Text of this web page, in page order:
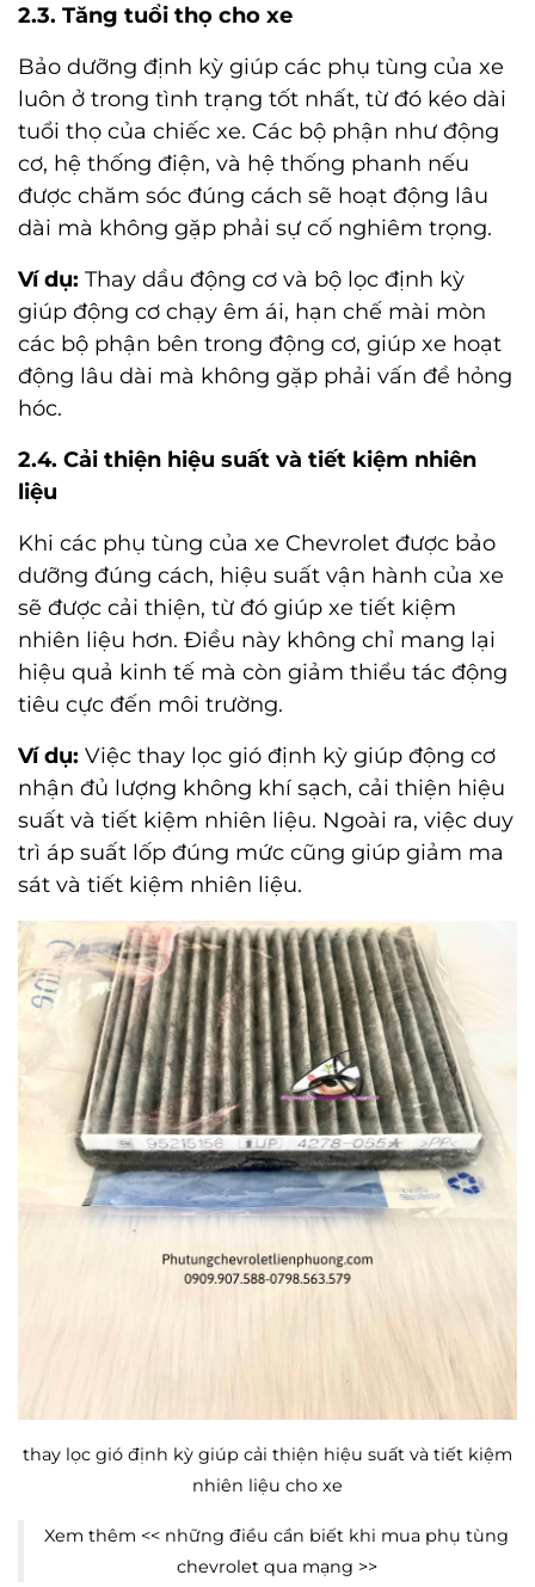
2.3. Tăng tuổi thọ cho xe
Bảo dưỡng định kỳ giúp các phụ tùng của xe
luôn ở trong tình trạng tốt nhất, từ đó kéo dài
tuổi thọ của chiếc xe. Các bộ phận như động
cơ, hệ thống điện, và hệ thống phanh nếu
được chăm sóc đúng cách sẽ hoạt động lâu
dài mà không gặp phải sự cố nghiêm trọng.
Ví dụ: Thay dầu động cơ và bộ lọc định kỳ
giúp động cơ chạy êm ái, hạn chế mài mòn
các bộ phận bên trong động cơ, giúp xe hoạt
động lâu dài mà không gặp phải vấn đề hỏng
hóc.
2.4. Cải thiện hiệu suất và tiết kiệm nhiên
liệu
Khi các phụ tùng của xe Chevrolet được bảo
dưỡng đúng cách, hiệu suất vận hành của xe
sẽ được cải thiện, từ đó giúp xe tiết kiệm
nhiên liệu hơn. Điều này không chỉ mang lại
hiệu quả kinh tế mà còn giảm thiểu tác động
tiêu cực đến môi trường.
Ví dụ: Việc thay lọc gió định kỳ giúp động cơ
nhận đủ lượng không khí sạch, cải thiện hiệu
suất và tiết kiệm nhiên liệu. Ngoài ra, việc duy
trì áp suất lốp đúng mức cũng giúp giảm ma
sát và tiết kiệm nhiên liệu.
thay lọc gió định kỳ giúp cải thiện hiệu suất và tiết kiệm
nhiên liệu cho xe
Xem thêm << những điều cần biết khi mua phụ tùng
chevrolet qua mạng >>